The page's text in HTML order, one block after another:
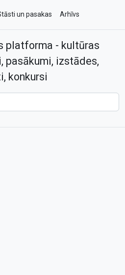
un pasakas Arhīvs
platforma - kultūras
pasākumi, izstādes,
konkursi